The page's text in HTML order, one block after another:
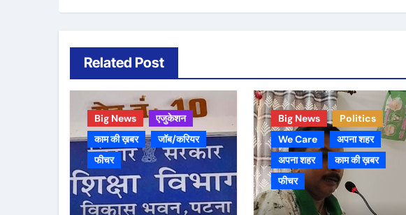
Related Post
Big News
एजुकेशन
काम की ख़बर
जॉब/करियर
फीचर
Big News
Politics
We Care
अपना शहर
अपना शहर
काम की ख़बर
फीचर